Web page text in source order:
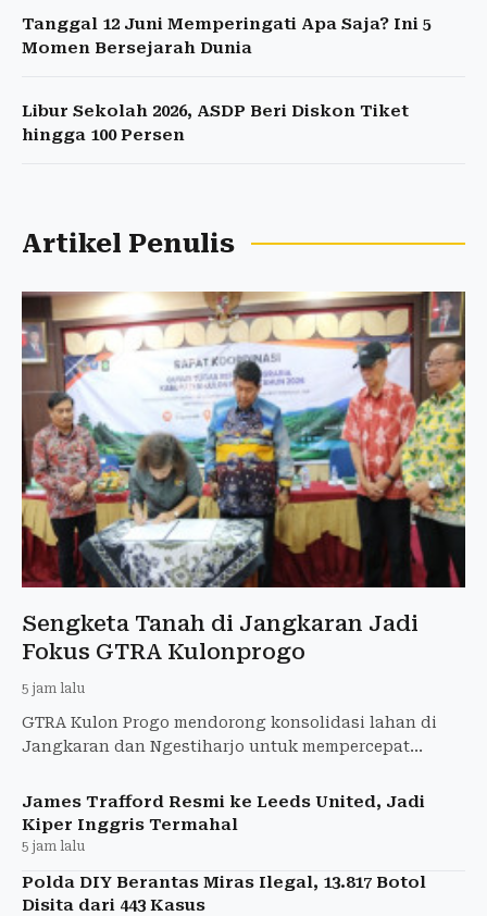
Tanggal 12 Juni Memperingati Apa Saja? Ini 5
Momen Bersejarah Dunia
Libur Sekolah 2026, ASDP Beri Diskon Tiket
hingga 100 Persen
Artikel Penulis
Sengketa Tanah di Jangkaran Jadi
Fokus GTRA Kulonprogo
5 jam lalu
GTRA Kulon Progo mendorong konsolidasi lahan di
Jangkaran dan Ngestiharjo untuk mempercepat
James Trafford Resmi ke Leeds United, Jadi
Kiper Inggris Termahal
5 jam lalu
Polda DIY Berantas Miras Ilegal, 13.817 Botol
Disita dari 443 Kasus